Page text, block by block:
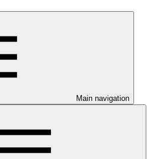
Main navigation